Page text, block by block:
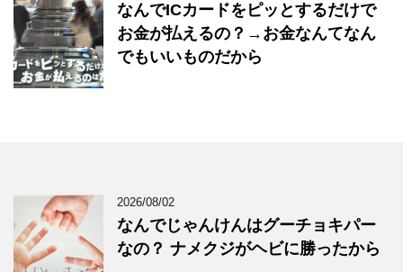
なんでICカードをピッとするだけで
お金が払えるの？→お金なんてなん
でもいいものだから
2026/08/02
なんでじゃんけんはグーチョキパー
なの？ ナメクジがヘビに勝ったから